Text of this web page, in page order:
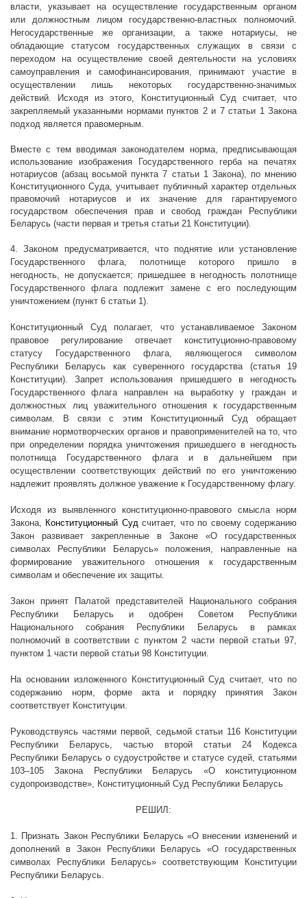
власти, указывает на осуществление государственным органом
или должностным лицом государственно-властных полномочий.
Негосударственные же организации, а также нотариусы, не
обладающие статусом государственных служащих в связи с
переходом на осуществление своей деятельности на условиях
самоуправления и самофинансирования, принимают участие в
осуществлении лишь некоторых государственно-значимых
действий. Исходя из этого, Конституционный Суд считает, что
закрепляемый указанными нормами пунктов 2 и 7 статьи 1 Закона
подход является правомерным.
Вместе с тем вводимая законодателем норма, предписывающая
использование изображения Государственного герба на печатях
нотариусов (абзац восьмой пункта 7 статьи 1 Закона), по мнению
Конституционного Суда, учитывает публичный характер отдельных
правомочий нотариусов и их значение для гарантируемого
государством обеспечения прав и свобод граждан Республики
Беларусь (части первая и третья статьи 21 Конституции).
4. Законом предусматривается, что поднятие или установление
Государственного флага, полотнище которого пришло в
негодность, не допускается; пришедшее в негодность полотнище
Государственного флага подлежит замене с его последующим
уничтожением (пункт 6 статьи 1).
Конституционный Суд полагает, что устанавливаемое Законом
правовое регулирование отвечает конституционно-правовому
статусу Государственного флага, являющегося символом
Республики Беларусь как суверенного государства (статья 19
Конституции). Запрет использования пришедшего в негодность
Государственного флага направлен на выработку у граждан и
должностных лиц уважительного отношения к государственным
символам. В связи с этим Конституционный Суд обращает
внимание нормотворческих органов и правоприменителей на то, что
при определении порядка уничтожения пришедшего в негодность
полотнища Государственного флага и в дальнейшем при
осуществлении соответствующих действий по его уничтожению
надлежит проявлять должное уважение к Государственному флагу.
Исходя из выявленного конституционно-правового смысла норм
Закона, Конституционный Судсчитает, что по своему содержанию
Закон развивает закрепленные в Законе «О государственных
символах Республики Беларусь» положения, направленные на
формирование уважительного отношения к государственным
символам и обеспечение их защиты.
Закон принят Палатой представителей Национального собрания
Республики Беларусь и одобрен Советом Республики
Национального собрания Республики Беларусь в рамках
полномочий в соответствии с пунктом 2 части первой статьи 97,
пунктом 1 части первой статьи 98 Конституции.
На основании изложенного Конституционный Суд считает, что по
содержанию норм, форме акта и порядку принятия Закон
соответствует Конституции.
Руководствуясь частями первой, седьмой статьи 116 Конституции
Республики Беларусь, частью второй статьи 24 Кодекса
Республики Беларусь о судоустройстве и статусе судей, статьями
103–105Закона Республики Беларусь «О конституционном
судопроизводстве», Конституционный Суд Республики Беларусь
РЕШИЛ:
1. Признать Закон Республики Беларусь «О внесении изменений и
дополнений в Закон Республики Беларусь «О государственных
символах Республики Беларусь» соответствующим Конституции
Республики Беларусь.